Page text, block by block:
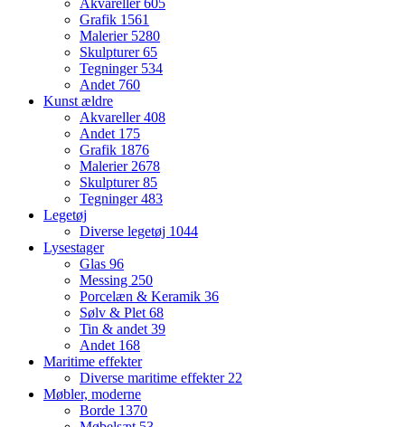
Akvareller605
Grafik 1561
Malerier 5280
Skulpturer65
Tegninger 534
Andet 760
Kunst ældre
Akvareller408
Andet 175
Grafik 1876
Malerier 2678
Skulpturer85
Tegninger483
Legetøj
Diverse legetøj 1044
Lysestager
Glas 96
Messing 250
Porcelæn & Keramik 36
Sølv & Plet 68
Tin & andet 39
Andet 168
Maritime effekter
Diverse maritime effekter 22
Møbler, moderne
Borde 1370